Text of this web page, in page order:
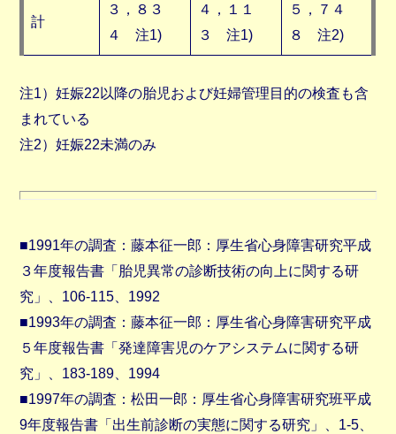
計
３，８３
４ 注1)
４，１１
３ 注1)
５，７４
８ 注2)
注1）妊娠22以降の胎児および妊婦管理目的の検査も含
まれている
注2）妊娠22未満のみ
■1991年の調査：藤本征一郎：厚生省心身障害研究平成
３年度報告書「胎児異常の診断技術の向上に関する研
究」、106-115、1992
■1993年の調査：藤本征一郎：厚生省心身障害研究平成
５年度報告書「発達障害児のケアシステムに関する研
究」、183-189、1994
■1997年の調査：松田一郎：厚生省心身障害研究班平成
9年度報告書「出生前診断の実態に関する研究」、1-5、